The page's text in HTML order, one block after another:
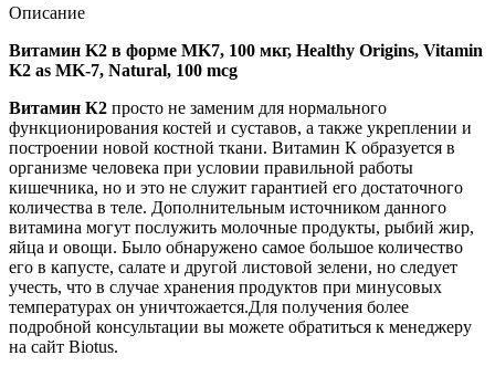
Описание
Витамин K2 в форме MK7, 100 мкг, Healthy Origins, Vitamin
K2 as MK-7, Natural, 100 mcg
Витамин К2 просто не заменим для нормального
функционирования костей и суставов, а также укреплении и
построении новой костной ткани. Витамин К образуется в
организме человека при условии правильной работы
кишечника, но и это не служит гарантией его достаточного
количества в теле. Дополнительным источником данного
витамина могут послужить молочные продукты, рыбий жир,
яйца и овощи. Было обнаружено самое большое количество
его в капусте, салате и другой листовой зелени, но следует
учесть, что в случае хранения продуктов при минусовых
температурах он уничтожается.Для получения более
подробной консультации вы можете обратиться к менеджеру
на сайт Biotus.